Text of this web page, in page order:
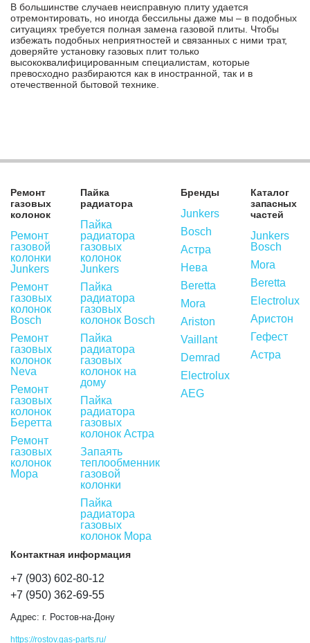
В большинстве случаев неисправную плиту удается
отремонтировать, но иногда бессильны даже мы – в подобных
ситуациях требуется полная замена газовой плиты. Чтобы
избежать подобных неприятностей и связанных с ними трат,
доверяйте установку газовых плит только
высококвалифицированным специалистам, которые
превосходно разбираются как в иностранной, так и в
отечественной бытовой технике.
Ремонт
газовых
колонок
Ремонт
газовой
колонки
Junkers
Ремонт
газовых
колонок
Bosch
Ремонт
газовых
колонок
Neva
Ремонт
газовых
колонок
Беретта
Ремонт
газовых
колонок
Мора
Пайка
радиатора
Пайка
радиатора
газовых
колонок
Junkers
Пайка
радиатора
газовых
колонок Bosch
Пайка
радиатора
газовых
колонок на
дому
Пайка
радиатора
газовых
колонок Астра
Запаять
теплообменник
газовой
колонки
Пайка
радиатора
газовых
колонок Мора
Бренды
Junkers
Bosch
Астра
Нева
Beretta
Mora
Ariston
Vaillant
Demrad
Electrolux
AEG
Каталог
запасных
частей
Junkers
Bosch
Mora
Beretta
Electrolux
Аристон
Гефест
Астра
Контактная информация
+7 (903) 602-80-12
+7 (950) 362-69-55
Адрес: г. Ростов-на-Дону
https://rostov.gas-parts.ru/